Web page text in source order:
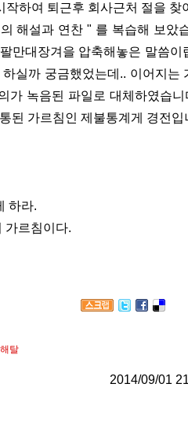
작하여 퇴근후 회사근처 절을
해설과 연찬 " 를 복습해 보았
만대장겨을 압축해놓은 말씀
실까 궁금했었는데.. 이어지
가 녹음된 파일로 대체하였습
된 가르침인 제불통계게 경전입
하라.
르침이다.
해탈
2014/09/01